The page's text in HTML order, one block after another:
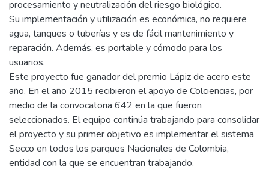
procesamiento y neutralización del riesgo biológico.
Su implementación y utilización es económica, no requiere
agua, tanques o tuberías y es de fácil mantenimiento y
reparación. Además, es portable y cómodo para los
usuarios.
Este proyecto fue ganador del premio Lápiz de acero este
año. En el año 2015 recibieron el apoyo de Colciencias, por
medio de la convocatoria 642 en la que fueron
seleccionados. El equipo continúa trabajando para consolidar
el proyecto y su primer objetivo es implementar el sistema
Secco en todos los parques Nacionales de Colombia,
entidad con la que se encuentran trabajando.